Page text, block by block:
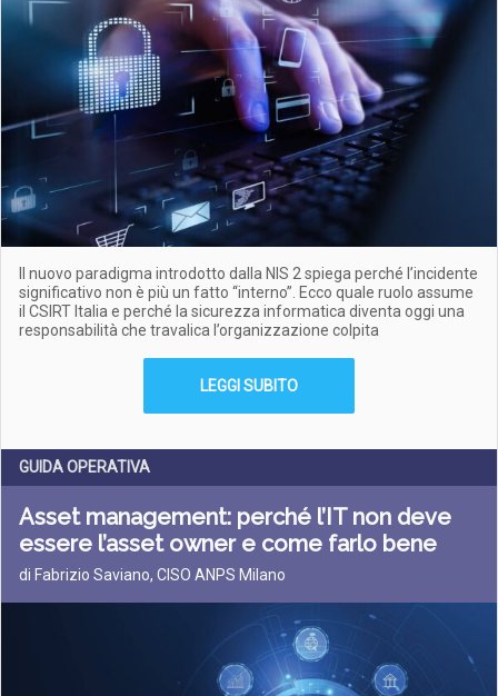
Il nuovo paradigma introdotto dalla NIS 2 spiega perché l’incidente
significativo non è più un fatto “interno”. Ecco quale ruolo assume
il CSIRT Italia e perché la sicurezza informatica diventa oggi una
responsabilità che travalica l’organizzazione colpita
LEGGI SUBITO
GUIDA OPERATIVA
Asset management: perché l’IT non deve
essere l’asset owner e come farlo bene
di Fabrizio Saviano, CISO ANPS Milano